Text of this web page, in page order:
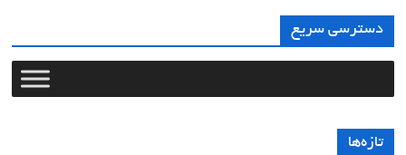
دسترسی سریع
تازه‌ها